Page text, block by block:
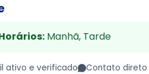
Manhã, Tarde
ativo e verificado Contato direto